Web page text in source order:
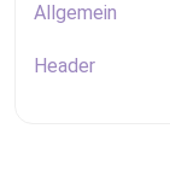
Allgemein
Header